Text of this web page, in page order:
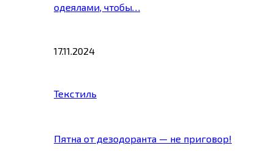
одеялами, чтобы…
17.11.2024
Текстиль
Пятна от дезодоранта — не приговор!